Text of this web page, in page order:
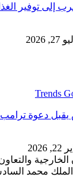
إلى توفير
2026
يقبل دعوة
2026
الملك محمد